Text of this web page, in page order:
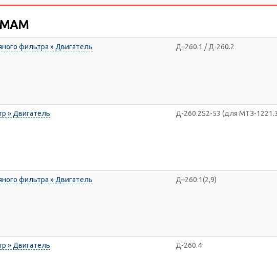
фильтра » Двигатель Д–260.1 / Д-260.2
» Двигатель Д-260.2S2-53 (для МТЗ-
фильтра » Двигатель Д–260.1(2,9)
» Двигатель Д-260.4